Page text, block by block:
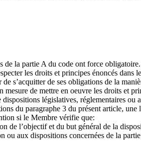
de la partie A du code ont force
les droits et principes énoncés
s’acquitter de ses obligations de la
mesure de mettre en oeuvre les droits et
législatives, réglementaires
du paragraphe 3 du présent article,
si le Membre vérifie que:
de l’objectif et du but général de la
ou aux dispositions concernées de la